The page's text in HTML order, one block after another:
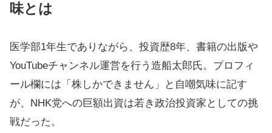
味とは
医学部1年生でありながら、投資歴8年、書籍の出版や
YouTubeチャンネル運営を行う造船太郎氏。プロフィ
ール欄には「株しかできません」と自嘲気味に記す
が、NHK党への巨額出資は若き政治投資家としての挑
戦だった。